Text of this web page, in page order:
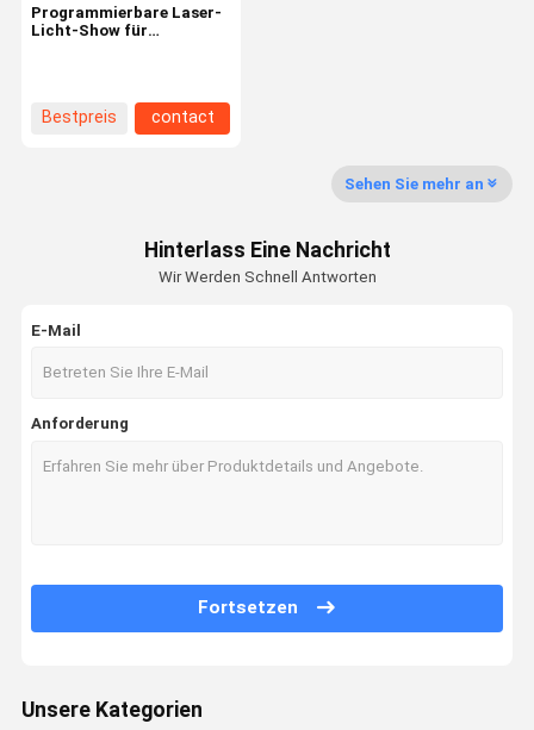
Programmierbare Laser-
Licht-Show für
Bestpreis contact
Sehen Sie mehr an
Hinterlass Eine Nachricht
Wir Werden Schnell Antworten
E-Mail
Anforderung
Fortsetzen
Unsere Kategorien